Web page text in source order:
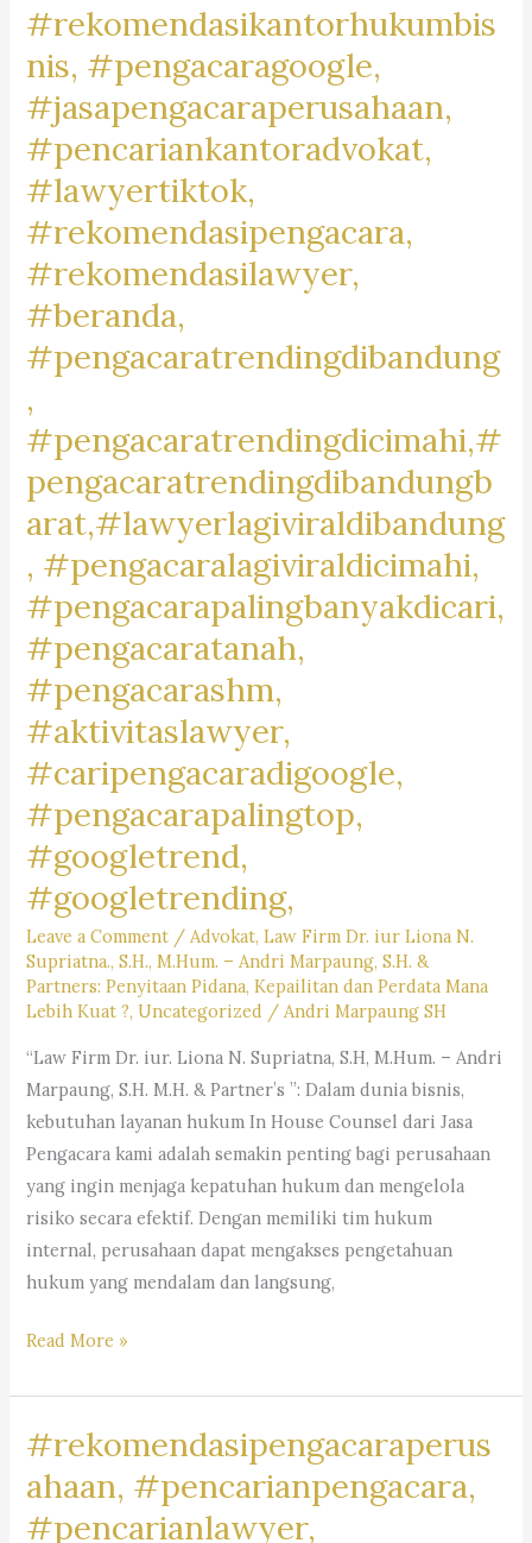
#JualBeliMotorBaleendah,
#MotorDijualBaleendah,
#BaleendahMotorClub,
#BaleendahBikeLife,
#MotorLoversBaleendah,
#BaleendahMotorMarket,
#rekomendasikantorhukumbis
nis, #pengacaragoogle,
#jasapengacaraperusahaan,
#pencariankantoradvokat,
#lawyertiktok,
#rekomendasipengacara,
#rekomendasilawyer,
#beranda,
#pengacaratrendingdibandung
,
#pengacaratrendingdicimahi,#
pengacaratrendingdibandungb
arat,#lawyerlagiviraldibandung
, #pengacaralagiviraldicimahi,
#pengacarapalingbanyakdicari,
#pengacaratanah,
#pengacarashm,
#aktivitaslawyer,
#caripengacaradigoogle,
#pengacarapalingtop,
#googletrend,
#googletrending,
Leave a Comment /Advokat,Law Firm Dr. iur Liona N.
Supriatna., S.H., M.Hum. – Andri Marpaung, S.H. &
Partners: Penyitaan Pidana, Kepailitan dan Perdata Mana
Lebih Kuat ?,Uncategorized /Andri Marpaung SH
“Law Firm Dr. iur. Liona N. Supriatna, S.H, M.Hum. – Andri
Marpaung, S.H. M.H. & Partner’s ”: Dalam dunia bisnis,
kebutuhan layanan hukum In House Counsel dari Jasa
Pengacara kami adalah semakin penting bagi perusahaan
yang ingin menjaga kepatuhan hukum dan mengelola
risiko secara efektif. Dengan memiliki tim hukum
internal, perusahaan dapat mengakses pengetahuan
hukum yang mendalam dan langsung,
#rekomendasikantorhukumbisnis,
#jasapengacaraperusahaan,
#pencariankantoradvokat,
Read More »
#rekomendasipengacaraperus
ahaan, #pencarianpengacara,
#pencarianlawyer,